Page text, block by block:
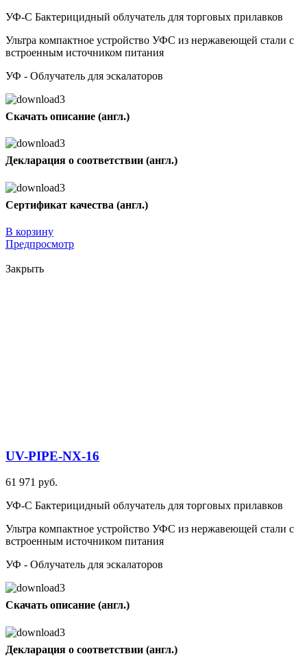
УФ-С Бактерицидный облучатель для торговых прилавков
Ультра компактное устройство УФС из нержавеющей стали с
встроенным источником питания
УФ - Облучатель для эскалаторов
Скачать описание (англ.)
Декларация о соответствии (англ.)
Сертификат качества (англ.)
В корзину
Предпросмотр
Закрыть
UV-PIPE-NX-16
61 971 руб.
УФ-С Бактерицидный облучатель для торговых прилавков
Ультра компактное устройство УФС из нержавеющей стали с
встроенным источником питания
УФ - Облучатель для эскалаторов
Скачать описание (англ.)
Декларация о соответствии (англ.)